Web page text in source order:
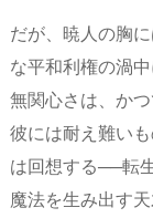
だが、暁人の胸
な平和利権の渦
無関心さは、か
彼には耐え難い
は回想する──転
魔法を生み出す